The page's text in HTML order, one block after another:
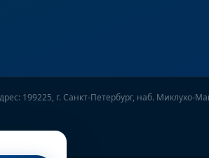
199225, г. Санкт-Петербург, наб. Миклухо-
Онлайн-